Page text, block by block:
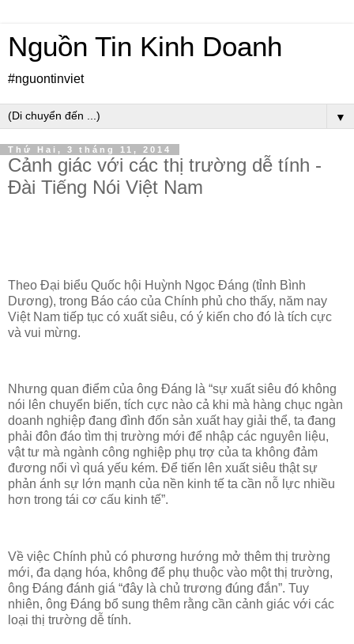
Nguồn Tin Kinh Doanh
#nguontinviet
▼
Thứ Hai, 3 tháng 11, 2014
Cảnh giác với các thị trường dễ tính -
Đài Tiếng Nói Việt Nam
Theo Đại biểu Quốc hội Huỳnh Ngọc Đáng (tỉnh Bình
Dương), trong Báo cáo của Chính phủ cho thấy, năm nay
Việt Nam tiếp tục có xuất siêu, có ý kiến cho đó là tích cực
và vui mừng.
Nhưng quan điểm của ông Đáng là “sự xuất siêu đó không
nói lên chuyển biến, tích cực nào cả khi mà hàng chục ngàn
doanh nghiệp đang đình đốn sản xuất hay giải thể, ta đang
phải đôn đáo tìm thị trường mới để nhập các nguyên liệu,
vật tư mà ngành công nghiệp phụ trợ của ta không đảm
đương nổi vì quá yếu kém. Để tiến lên xuất siêu thật sự
phản ánh sự lớn mạnh của nền kinh tế ta cần nỗ lực nhiều
hơn trong tái cơ cấu kinh tế”.
Về việc Chính phủ có phương hướng mở thêm thị trường
mới, đa dạng hóa, không để phụ thuộc vào một thị trường,
ông Đáng đánh giá “đây là chủ trương đúng đắn”. Tuy
nhiên, ông Đáng bổ sung thêm rằng cần cảnh giác với các
loại thị trường dễ tính.